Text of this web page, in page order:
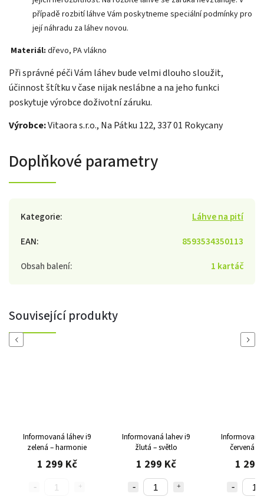
případě rozbití láhve Vám poskytneme speciální podmínky pro
její náhradu za láhev novou.
Materiál: dřevo, PA vlákno
Při správné péči Vám láhev bude velmi dlouho sloužit,
účinnost štítku v čase nijak neslábne a na jeho funkci
poskytuje výrobce doživotní záruku.
Výrobce:Vitaora s.r.o., Na Pátku 122, 337 01 Rokycany
Doplňkové parametry
Kategorie:
Láhve na pití
EAN:
8593534350113
Obsah balení: 1 kartáč
Související produkty
Previous
Informovaná láhev i9
zelená – harmonie
1 299 Kč
Informovaná lahev i9
žlutá – světlo
1 299 Kč
červená –
1 299
Next